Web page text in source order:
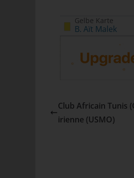
Gelbe Karte
B. Aït Malek
Club Africain Tunis
irienne (USMO)